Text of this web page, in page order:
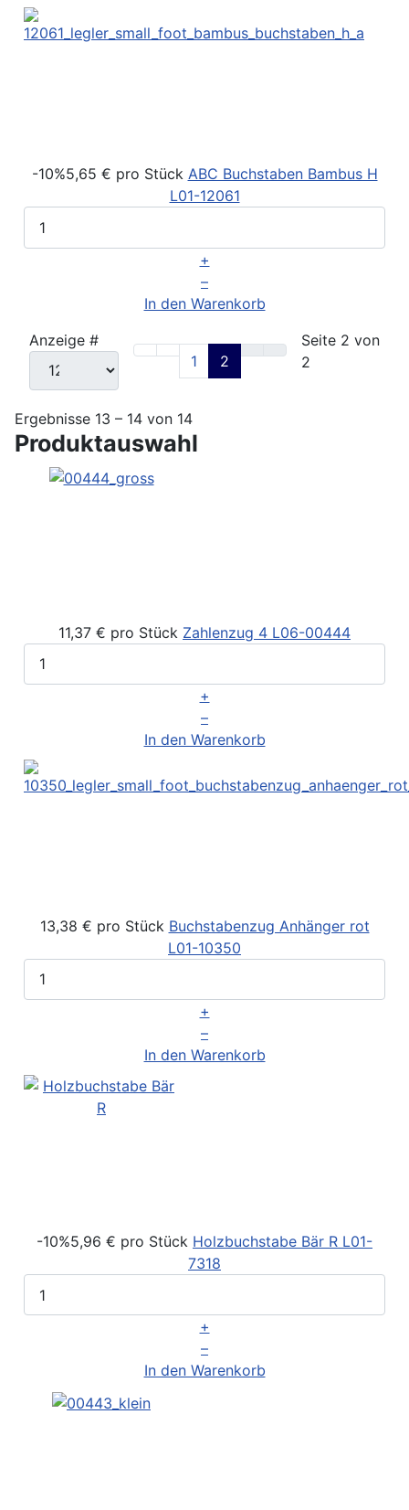
-10%5,65 € pro Stück ABC Buchstaben Bambus H
L01-12061
+
–
In den Warenkorb
Anzeige #
1
2
Seite 2 von
2
Ergebnisse 13 – 14 von 14
Produktauswahl
11,37 € pro Stück Zahlenzug 4 L06-00444
+
–
In den Warenkorb
13,38 € pro Stück Buchstabenzug Anhänger rot
L01-10350
+
–
In den Warenkorb
-10%5,96 € pro Stück Holzbuchstabe Bär R L01-
7318
+
–
In den Warenkorb